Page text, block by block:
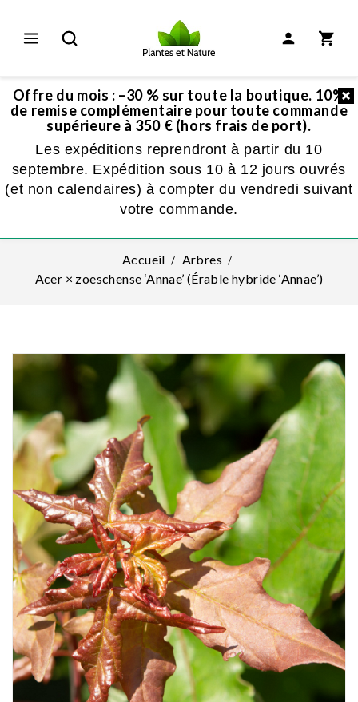
Offre du mois : –30 % sur toute la boutique. 10%
de remise complémentaire pour toute commande
supérieure à 350 € (hors frais de port).
Les expéditions reprendront à partir du 10
septembre. Expédition sous 10 à 12 jours ouvrés
(et non calendaires) à compter du vendredi suivant
votre commande.
Accueil
Arbres
Acer × zoeschense ‘Annae’ (Érable hybride ‘Annae’)